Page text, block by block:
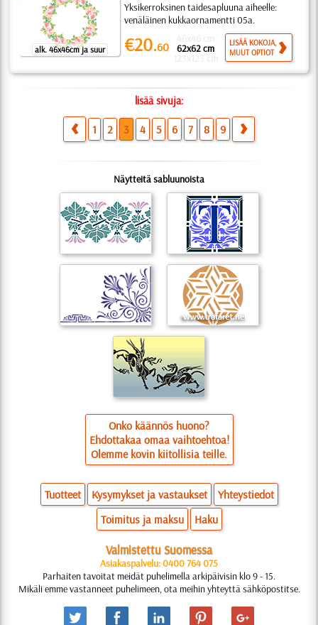
alk. 46x46cm ja suur
Yksikerroksinen taidesapluuna aiheelle:
venäläinen kukkaornamentti 05a.
€20.60 62x62 cm
LISÄÄ KOKOJA,
MUUT OPTIOT
lisää sivuja:
1 2 3 4 5 6 7 8 9
Näytteitä sabluunoista
Onko käännös huono?
Ehdottakaa omaa vaihtoehtoa!
Olemme kovin kiitollisia teille.
Tuotteet Kysymykset ja vastaukset
Yhteystiedot
Toimitus ja maksu
Haku
Valmistettu Suomessa
Asiakaspalvelu: 0400 764 075
Parhaiten tavoitat meidät puhelimella arkipäivisin klo 9 - 15.
Mikäli emme vastanneet puhelimeen, ota meihin yhteyttä sähköpostitse.